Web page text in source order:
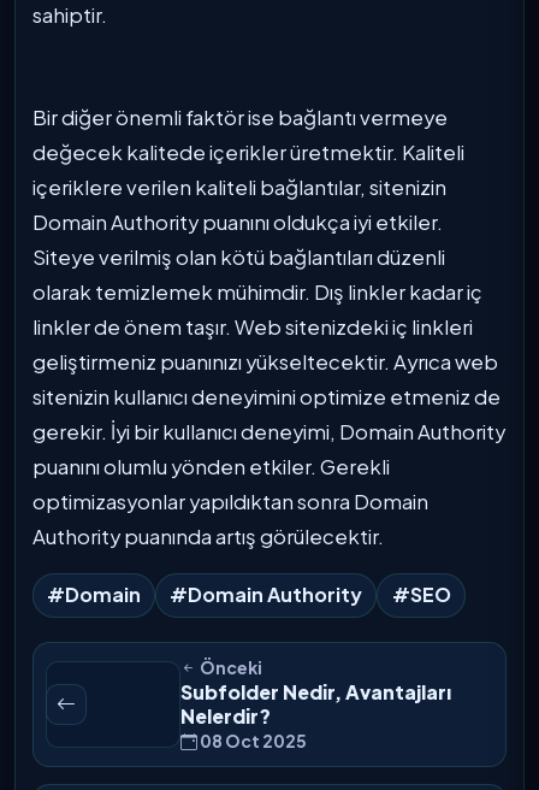
sahiptir.
Bir diğer önemli faktör ise bağlantı vermeye
değecek kalitede içerikler üretmektir. Kaliteli
içeriklere verilen kaliteli bağlantılar, sitenizin
Domain Authority puanını oldukça iyi etkiler.
Siteye verilmiş olan kötü bağlantıları düzenli
olarak temizlemek mühimdir. Dış linkler kadar iç
linkler de önem taşır. Web sitenizdeki iç linkleri
geliştirmeniz puanınızı yükseltecektir. Ayrıca web
sitenizin kullanıcı deneyimini optimize etmeniz de
gerekir. İyi bir kullanıcı deneyimi, Domain Authority
puanını olumlu yönden etkiler. Gerekli
optimizasyonlar yapıldıktan sonra Domain
Authority puanında artış görülecektir.
#Domain #Domain Authority #SEO
Önceki
Subfolder Nedir, Avantajları
Nelerdir?
08 Oct 2025